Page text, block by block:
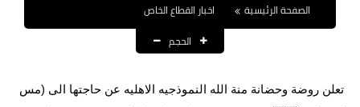
نتائج التعيينات
العقود والاجور اليومية
الرواتب والقروض
الصفحة الرئيسية
اخبار القطاع الخاص
الحجم
تعلن روضة وحضانة منة الله النموذجيه الاهليه عن حاجتها الى (مس